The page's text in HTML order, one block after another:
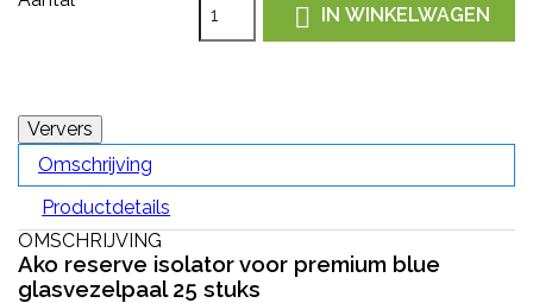
 IN WINKELWAGEN
Omschrijving
Productdetails
OMSCHRIJVING
Ako reserve isolator voor premium blue
glasvezelpaal 25 stuks